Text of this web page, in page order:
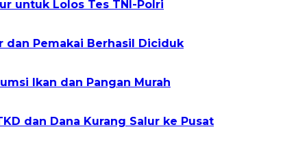
untuk Lolos Tes TNI-Polri
dan Pemakai Berhasil Diciduk
Ikan dan Pangan Murah
dan Dana Kurang Salur ke Pusat